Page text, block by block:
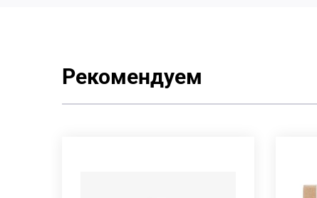
Рекомендуем